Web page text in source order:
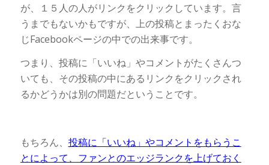
が、１５人の人がリンクをクリックしています。言
うまでもないかもですが、上の投稿とまったくおな
じFacebookページの中での出来事です。
つまり、投稿に「いいね」やコメントがたくさんつ
いても、その投稿の中にあるリンクをクリックされ
るかどうかは別の問題だということです。
もちろん、 投稿に「いいね」やコメントをもらうこ
とによって、ファンとのエッジランクを上げておく